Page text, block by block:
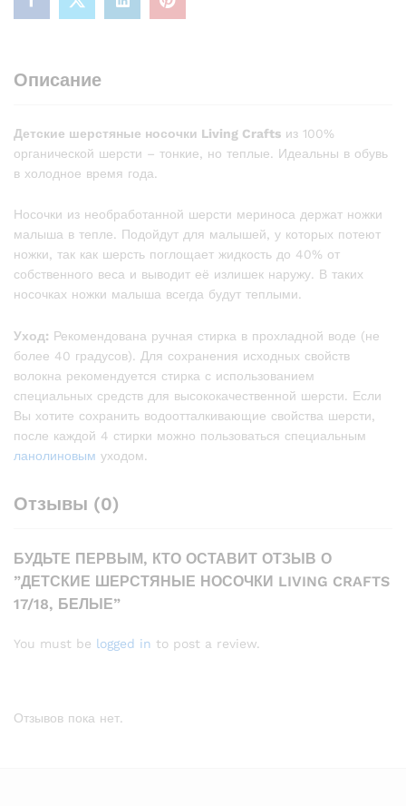
Описание
Детские шерстяные носочки Living Crafts из 100%
органической шерсти – тонкие, но теплые. Идеальны в обувь
в холодное время года.
Носочки из необработанной шерсти мериноса держат ножки
малыша в тепле. Подойдут для малышей, у которых потеют
ножки, так как шерсть поглощает жидкость до 40% от
собственного веса и выводит её излишек наружу. В таких
носочках ножки малыша всегда будут теплыми.
Уход: Рекомендована ручная стирка в прохладной воде (не
более 40 градусов). Для сохранения исходных свойств
волокна рекомендуется стирка с использованием
специальных средств для высококачественной шерсти. Если
Вы хотите сохранить водоотталкивающие свойства шерсти,
после каждой 4 стирки можно пользоваться специальным
ланолиновым уходом.
Отзывы (0)
БУДЬТЕ ПЕРВЫМ, КТО ОСТАВИТ ОТЗЫВ О
”ДЕТСКИЕ ШЕРСТЯНЫЕ НОСОЧКИ LIVING CRAFTS
17/18, БЕЛЫЕ”
You must be logged in to post a review.
Отзывов пока нет.